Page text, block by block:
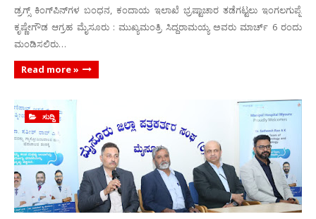
ಡ್ರಗ್ಸ್ ಕಿಂಗ್‌ಪಿನ್‌ಗಳ ಬಂಧನ, ಕಂದಾಯ ಇಲಾಖೆ ಭ್ರಷ್ಟಾಚಾರ ತಡೆಗಟ್ಟಲು ಇಂಗಲಗುಪ್ಪೆ
ಕೃಷ್ಣೇಗೌಡ ಆಗ್ರಹ ಮೈಸೂರು : ಮುಖ್ಯಮಂತ್ರಿ ಸಿದ್ದರಾಮಯ್ಯ ಅವರು ಮಾರ್ಚ್ 6 ರಂದು
ಮಂಡಿಸಲಿರು…
Read more »
ಸುದ್ದಿ